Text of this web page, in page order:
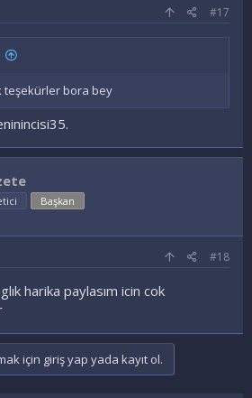
#17
teşekürler bora bey
Başkan
#18
harika paylasım icin cok
için giriş yap yada kayıt ol.